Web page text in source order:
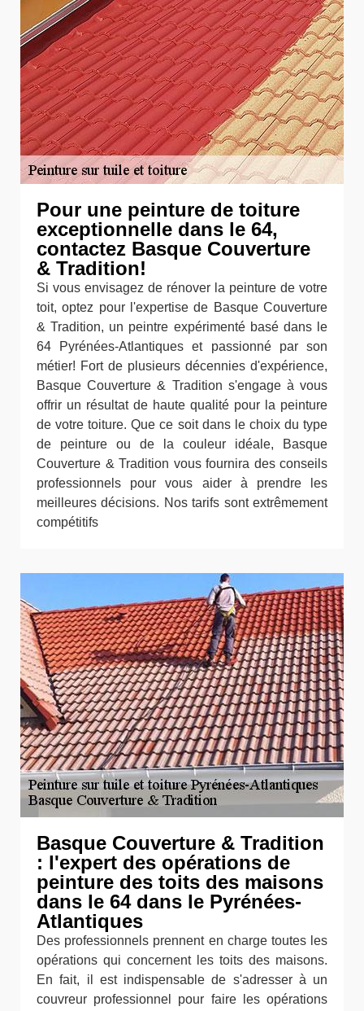
Pour une peinture de toiture
exceptionnelle dans le 64,
contactez Basque Couverture
& Tradition!
Si vous envisagez de rénover la peinture de votre
toit, optez pour l'expertise de Basque Couverture
& Tradition, un peintre expérimenté basé dans le
64 Pyrénées-Atlantiques et passionné par son
métier! Fort de plusieurs décennies d'expérience,
Basque Couverture & Tradition s'engage à vous
offrir un résultat de haute qualité pour la peinture
de votre toiture. Que ce soit dans le choix du type
de peinture ou de la couleur idéale, Basque
Couverture & Tradition vous fournira des conseils
professionnels pour vous aider à prendre les
meilleures décisions. Nos tarifs sont extrêmement
compétitifs
Basque Couverture & Tradition
: l'expert des opérations de
peinture des toits des maisons
dans le 64 dans le Pyrénées-
Atlantiques
Des professionnels prennent en charge toutes les
opérations qui concernent les toits des maisons.
En fait, il est indispensable de s'adresser à un
couvreur professionnel pour faire les opérations